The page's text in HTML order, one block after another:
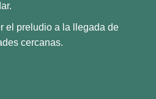
el preludio a la llegada de
cercanas.